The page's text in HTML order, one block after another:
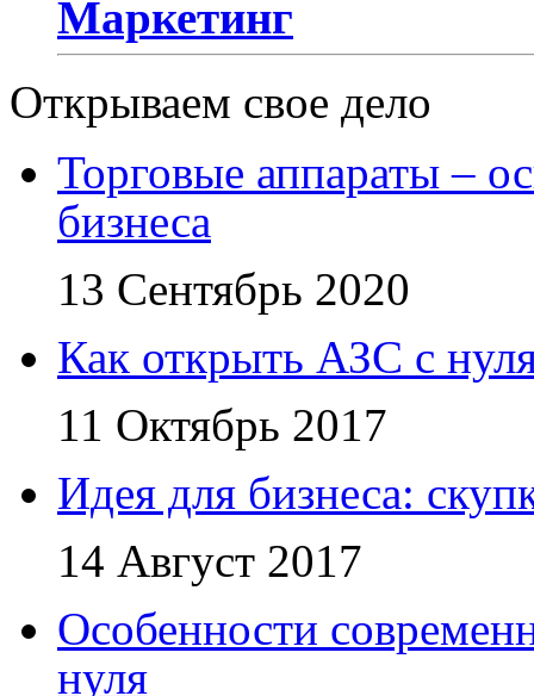
Маркетинг
Открываем свое дело
Торговые аппараты –
бизнеса
13 Сентябрь 2020
Как открыть АЗС с
11 Октябрь 2017
Идея для бизнеса:
14 Август 2017
Особенности
нуля